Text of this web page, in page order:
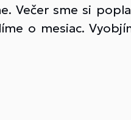
Večer sme si
o mesiac.